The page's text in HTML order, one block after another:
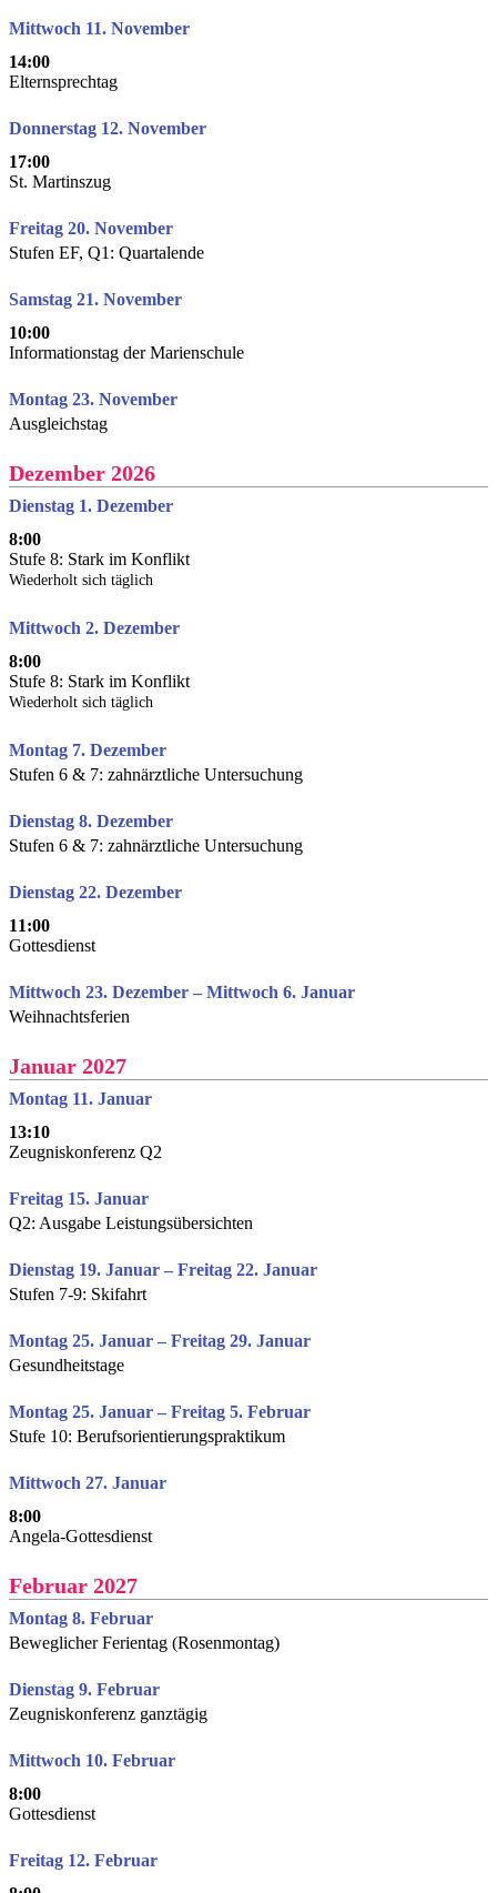
Mittwoch 11. November
14:00
Elternsprechtag
Donnerstag 12. November
17:00
St. Martinszug
Freitag 20. November
Stufen EF, Q1: Quartalende
Samstag 21. November
10:00
Informationstag der Marienschule
Montag 23. November
Ausgleichstag
Dezember 2026
Dienstag 1. Dezember
8:00
Stufe 8: Stark im Konflikt
Wiederholt sich täglich
Mittwoch 2. Dezember
8:00
Stufe 8: Stark im Konflikt
Wiederholt sich täglich
Montag 7. Dezember
Stufen 6 & 7: zahnärztliche Untersuchung
Dienstag 8. Dezember
Stufen 6 & 7: zahnärztliche Untersuchung
Dienstag 22. Dezember
11:00
Gottesdienst
Mittwoch 23. Dezember – Mittwoch 6. Januar
Weihnachtsferien
Januar 2027
Montag 11. Januar
13:10
Zeugniskonferenz Q2
Freitag 15. Januar
Q2: Ausgabe Leistungsübersichten
Dienstag 19. Januar – Freitag 22. Januar
Stufen 7-9: Skifahrt
Montag 25. Januar – Freitag 29. Januar
Gesundheitstage
Montag 25. Januar – Freitag 5. Februar
Stufe 10: Berufsorientierungspraktikum
Mittwoch 27. Januar
8:00
Angela-Gottesdienst
Februar 2027
Montag 8. Februar
Beweglicher Ferientag (Rosenmontag)
Dienstag 9. Februar
Zeugniskonferenz ganztägig
Mittwoch 10. Februar
8:00
Gottesdienst
Freitag 12. Februar